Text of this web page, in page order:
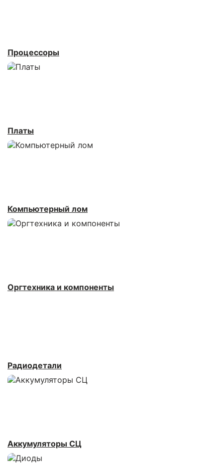
Процессоры
Платы
Компьютерный лом
Оргтехника и компоненты
Радиодетали
Аккумуляторы СЦ